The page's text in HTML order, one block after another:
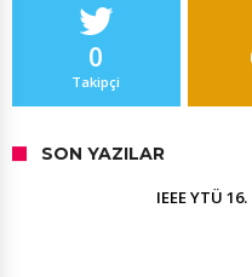
0
Takipçi
SON YAZILAR
IEEE YTÜ